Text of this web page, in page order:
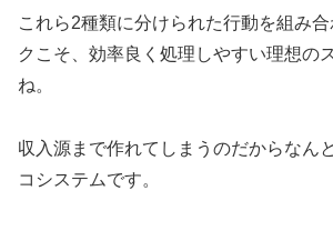
これら2種類に分けられた行動を組み
クこそ、効率良く処理しやすい理想の
ね。
収入源まで作れてしまうのだからなん
コシステムです。